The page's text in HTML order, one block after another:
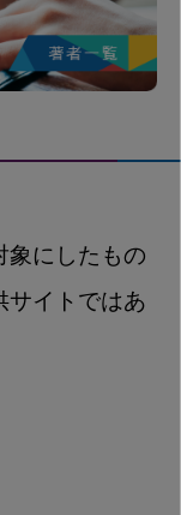
象にしたもの
サイトではあ